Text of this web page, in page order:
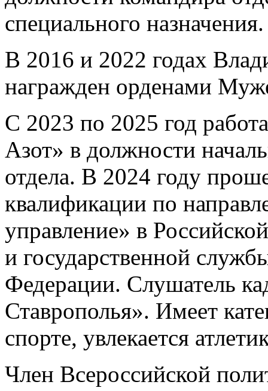
специального назначения.
В 2016 и 2022 годах
награжден орденами
С 2023 по 2025 год
Азот» в должности
отдела. В 2024 году
квалификации по
управление» в
и государственной
Федерации. Слушатель
Ставрополья». Имеет
спорте, увлекается
Член Всероссийской